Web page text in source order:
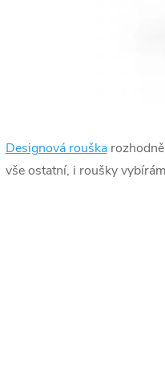
Designová rouškarozhodně
vše ostatní, i roušky